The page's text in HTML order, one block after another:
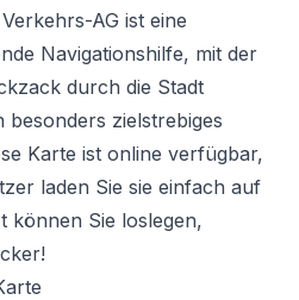
AG ist eine
Navigationshilfe, mit der
durch die Stadt
besonders zielstrebiges
Karte ist online verfügbar,
laden Sie sie einfach auf
können Sie loslegen,